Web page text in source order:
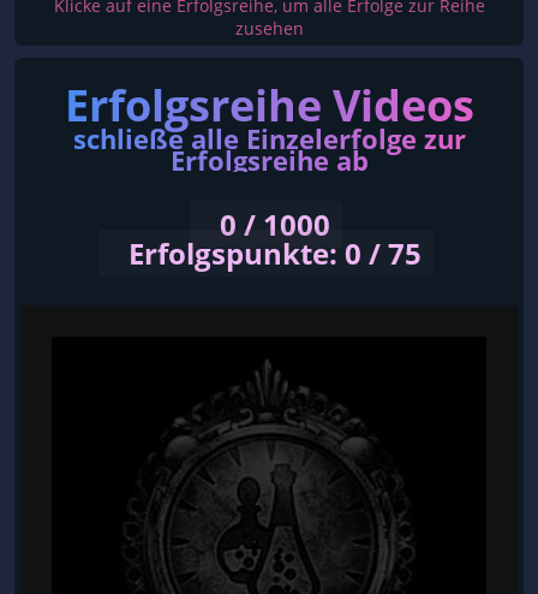
Klicke auf eine Erfolgsreihe, um alle Erfolge zur Reihe
zusehen
Erfolgsreihe Videos
schließe alle Einzelerfolge zur
Erfolgsreihe ab
0 / 1000
Erfolgspunkte: 0 / 75